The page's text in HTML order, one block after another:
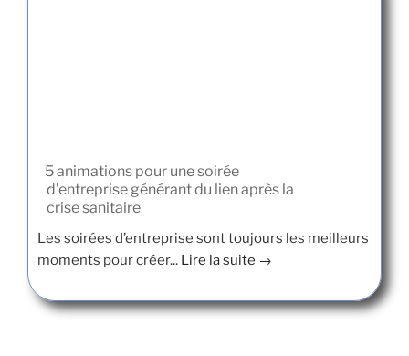
5 animations pour une soirée
d’entreprise générant du lien après la
crise sanitaire
Les soirées d’entreprise sont toujours les meilleurs
moments pour créer... Lire la suite →